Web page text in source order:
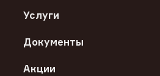
Услуги
Документы
Акции